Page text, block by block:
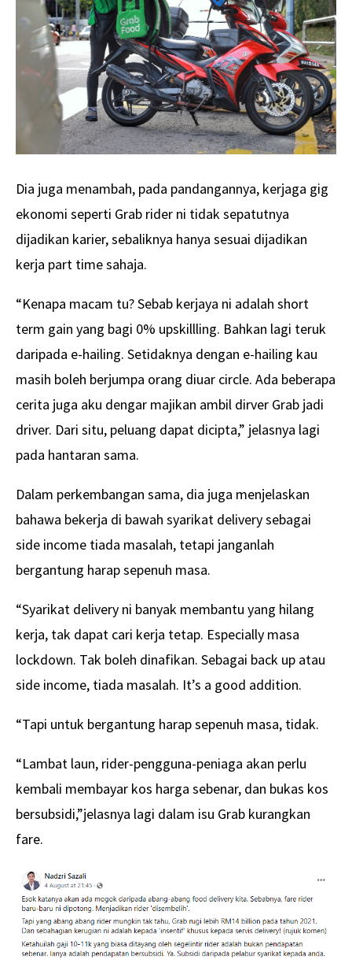
Dia juga menambah, pada pandangannya, kerjaga gig
ekonomi seperti Grab rider ni tidak sepatutnya
dijadikan karier, sebaliknya hanya sesuai dijadikan
kerja part time sahaja.
“Kenapa macam tu? Sebab kerjaya ni adalah short
term gain yang bagi 0% upskillling. Bahkan lagi teruk
daripada e-hailing. Setidaknya dengan e-hailing kau
masih boleh berjumpa orang diuar circle. Ada beberapa
cerita juga aku dengar majikan ambil dirver Grab jadi
driver. Dari situ, peluang dapat dicipta,” jelasnya lagi
pada hantaran sama.
Dalam perkembangan sama, dia juga menjelaskan
bahawa bekerja di bawah syarikat delivery sebagai
side income tiada masalah, tetapi janganlah
bergantung harap sepenuh masa.
“Syarikat delivery ni banyak membantu yang hilang
kerja, tak dapat cari kerja tetap. Especially masa
lockdown. Tak boleh dinafikan. Sebagai back up atau
side income, tiada masalah. It’s a good addition.
“Tapi untuk bergantung harap sepenuh masa, tidak.
“Lambat laun, rider-pengguna-peniaga akan perlu
kembali membayar kos harga sebenar, dan bukas kos
bersubsidi,”jelasnya lagi dalam isu Grab kurangkan
fare.